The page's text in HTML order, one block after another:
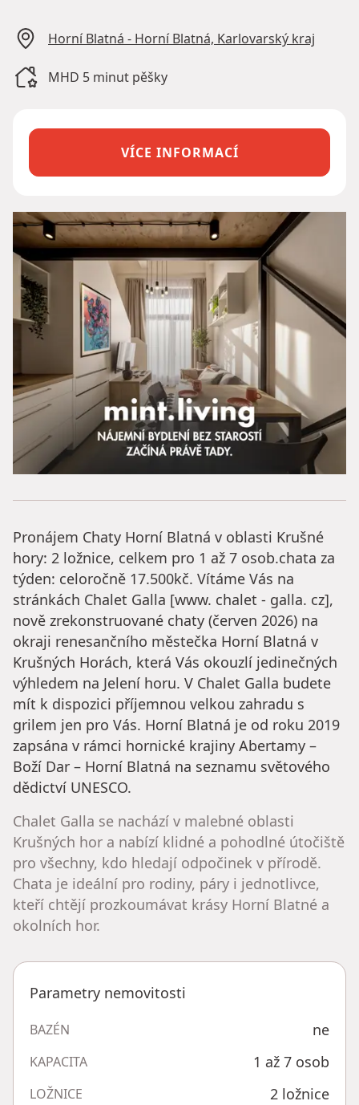
Horní Blatná - Horní Blatná, Karlovarský kraj
MHD 5 minut pěšky
VÍCE INFORMACÍ
Pronájem Chaty Horní Blatná v oblasti Krušné
hory: 2 ložnice, celkem pro 1 až 7 osob.chata za
týden: celoročně 17.500kč. Vítáme Vás na
stránkách Chalet Galla [www. chalet - galla. cz],
nově zrekonstruované chaty (červen 2026) na
okraji renesančního městečka Horní Blatná v
Krušných Horách, která Vás okouzlí jedinečných
výhledem na Jelení horu. V Chalet Galla budete
mít k dispozici příjemnou velkou zahradu s
grilem jen pro Vás. Horní Blatná je od roku 2019
zapsána v rámci hornické krajiny Abertamy –
Boží Dar – Horní Blatná na seznamu světového
dědictví UNESCO.
Chalet Galla se nachází v malebné oblasti
Krušných hor a nabízí klidné a pohodlné útočiště
pro všechny, kdo hledají odpočinek v přírodě.
Chata je ideální pro rodiny, páry i jednotlivce,
kteří chtějí prozkoumávat krásy Horní Blatné a
okolních hor.
Parametry nemovitosti
BAZÉN ne
KAPACITA 1 až 7 osob
LOŽNICE 2 ložnice